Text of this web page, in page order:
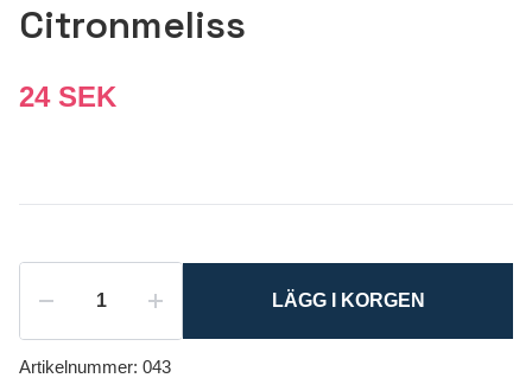
Citronmeliss
24 SEK
LÄGG I KORGEN
Artikelnummer: 043